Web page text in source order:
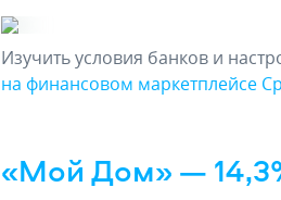
Изучить условия банков и
на финансовом маркетплейсе
«Мой Дом» —